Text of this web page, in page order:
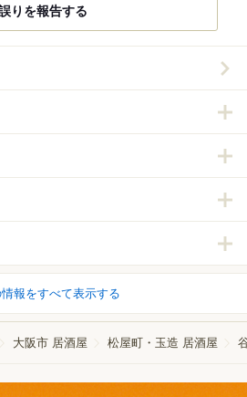
りを報告する
報をすべて表示する
大阪市 居酒屋 松屋町・玉造 居酒屋